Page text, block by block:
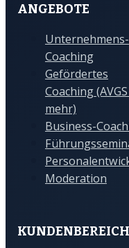
ANGEBOTE
Unternehmens-
Coaching
Gefördertes
Coaching
mehr)
Business-
Moderation
KUNDENBEREICH